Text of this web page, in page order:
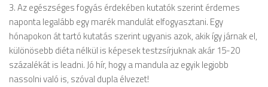
3. Az egészséges fogyás érdekében kutatók szerint érdemes
naponta legalább egy marék mandulát elfogyasztani. Egy
hónapokon át tartó kutatás szerint ugyanis azok, akik így járnak el,
különösebb diéta nélkül is képesek testzsírjuknak akár 15-20
százalékát is leadni. Jó hír, hogy a mandula az egyik legjobb
nassolni való is, szóval dupla élvezet!